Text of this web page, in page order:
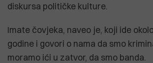
diskursa političke kulture.
Imate čovjeka, naveo je, koji ide
godine i govori o nama da smo
moramo ići u zatvor, da smo banda.